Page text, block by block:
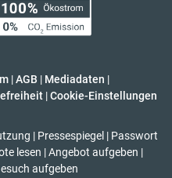
|AGB | Mediadaten |
| Cookie-Einstellungen
| Pressespiegel | Passwort
lesen | Angebot aufgeben |
aufgeben